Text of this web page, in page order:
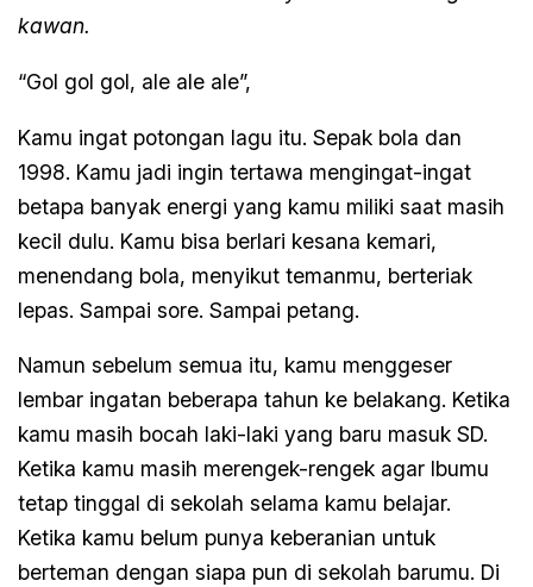
kawan.
“Gol gol gol, ale ale ale”,
Kamu ingat potongan lagu itu. Sepak bola dan
1998. Kamu jadi ingin tertawa mengingat-ingat
betapa banyak energi yang kamu miliki saat masih
kecil dulu. Kamu bisa berlari kesana kemari,
menendang bola, menyikut temanmu, berteriak
lepas. Sampai sore. Sampai petang.
Namun sebelum semua itu, kamu menggeser
lembar ingatan beberapa tahun ke belakang. Ketika
kamu masih bocah laki-laki yang baru masuk SD.
Ketika kamu masih merengek-rengek agar Ibumu
tetap tinggal di sekolah selama kamu belajar.
Ketika kamu belum punya keberanian untuk
berteman dengan siapa pun di sekolah barumu. Di